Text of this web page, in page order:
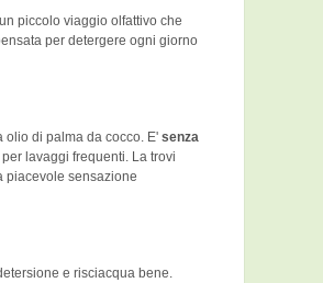
piccolo viaggio olfattivo che
per detergere ogni giorno
olio di palma da cocco. E' senza
lavaggi frequenti. La trovi
piacevole sensazione
e risciacqua bene.